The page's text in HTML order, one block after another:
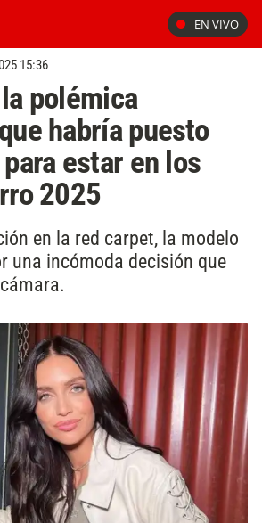
EN VIVO
15:36
polémica
habría puesto
estar en los
2025
en la red carpet, la modelo
una incómoda decisión que